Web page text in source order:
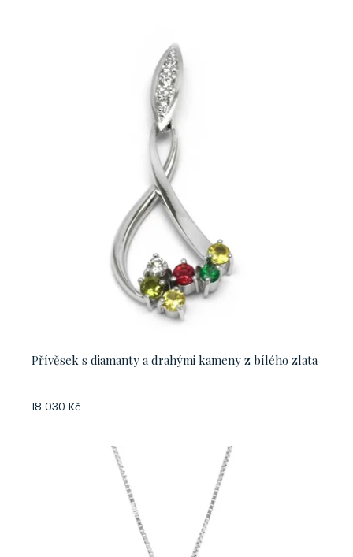
Přívěsek s diamanty a drahými kameny z bílého zlata
18 030 Kč